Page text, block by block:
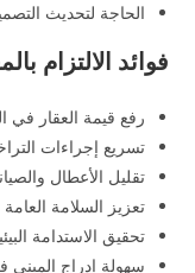
الحاجة لتحديث
فوائد الالتزام
رفع قيمة العقار في
تسريع إجراءات
تقليل الأعطال
تعزيز السلامة
تحقيق الاستدامة
سهولة إدراج المبنى